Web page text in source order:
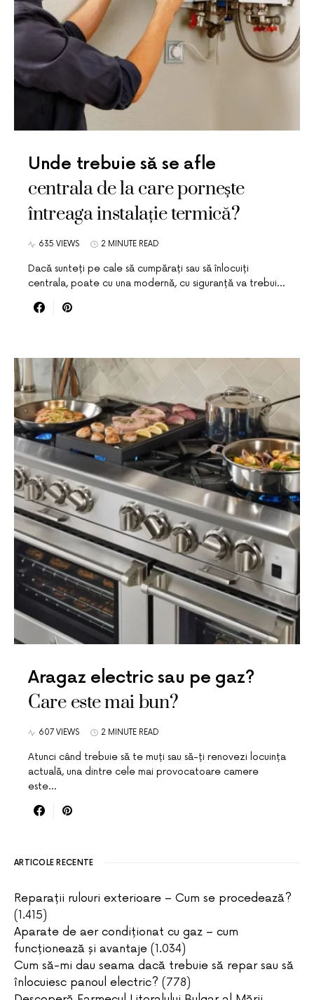
Unde trebuie să se afle
centrala de la care pornește
întreaga instalație termică?
635 VIEWS 2 MINUTE READ
Dacă sunteți pe cale să cumpărați sau să înlocuiți
centrala, poate cu una modernă, cu siguranță va trebui…
Aragaz electric sau pe gaz?
Care este mai bun?
607 VIEWS 2 MINUTE READ
Atunci când trebuie să te muți sau să-ți renovezi locuința
actuală, una dintre cele mai provocatoare camere
este…
ARTICOLE RECENTE
Reparații rulouri exterioare – Cum se procedează?
(1.415)
Aparate de aer condiționat cu gaz – cum
funcționează și avantaje (1.034)
Cum să-mi dau seama dacă trebuie să repar sau să
înlocuiesc panoul electric? (778)